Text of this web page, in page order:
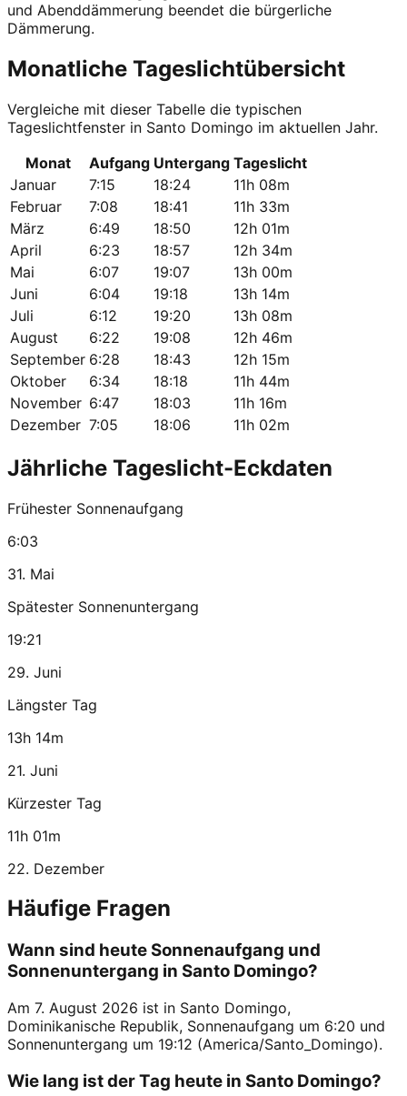
und Abenddämmerung beendet die bürgerliche
Dämmerung.
Monatliche Tageslichtübersicht
Vergleiche mit dieser Tabelle die typischen
Tageslichtfenster in Santo Domingo im aktuellen Jahr.
Monat
Aufgang Untergang Tageslicht
Januar
7:15 18:24
11h 08m
Februar
7:08 18:41
11h 33m
März
6:49 18:50
12h 01m
April
6:23 18:57
12h 34m
Mai
6:07 19:07
13h 00m
Juni
6:04 19:18
13h 14m
Juli
6:12 19:20
13h 08m
August
6:22 19:08
12h 46m
September 6:28 18:43
12h 15m
Oktober
6:34 18:18
11h 44m
November 6:47 18:03
11h 16m
Dezember 7:05 18:06 11h 02m
Jährliche Tageslicht-Eckdaten
Frühester Sonnenaufgang
6:03
31. Mai
Spätester Sonnenuntergang
19:21
29. Juni
Längster Tag
13h 14m
21. Juni
Kürzester Tag
11h 01m
22. Dezember
Häufige Fragen
Wann sind heute Sonnenaufgang und
Sonnenuntergang in Santo Domingo?
Am 7. August 2026 ist in Santo Domingo,
Dominikanische Republik, Sonnenaufgang um 6:20 und
Sonnenuntergang um 19:12 (America/Santo_Domingo).
Wie lang ist der Tag heute in Santo Domingo?